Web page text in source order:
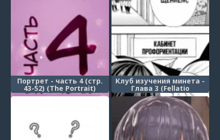
Портрет - часть 4 (стр.
43-52) (The Portrait)
Клуб изучения минета -
Глава 3 (Fellatio
Kenkyuubu)